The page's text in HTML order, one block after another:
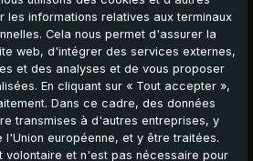
pourriez aimer :
les informations relatives aux terminaux
Cela nous permet d'assurer la
web, d'intégrer des services externes,
et des analyses et de vous proposer
En cliquant sur « Tout accepter »,
Dans ce cadre, des données
transmises à d'autres entreprises, y
l'Union européenne, et y être traitées.
volontaire et n'est pas nécessaire pour